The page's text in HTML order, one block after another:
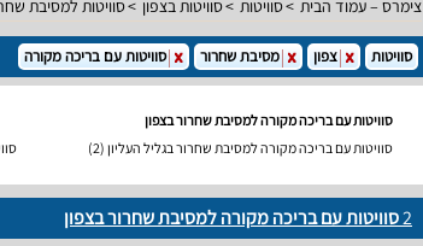
צימרס – עמוד הבית סוויטות סוויטות בצפון סוויטות למסיבת
סוויטות צפון מסיבת שחרור סוויטות עם בריכה מקורה
סוויטות עם בריכה מקורה למסיבת שחרור בצפון
סוויטות עם בריכה מקורה למסיבת שחרור בגליל העליון (2)
2סוויטות עם בריכה מקורה למסיבת שחרור בצפון